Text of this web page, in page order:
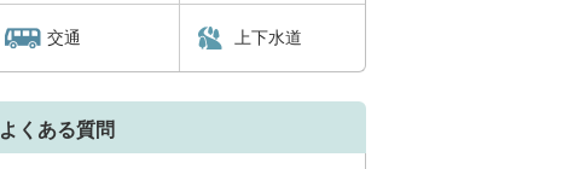
交通 上下水道
よくある質問